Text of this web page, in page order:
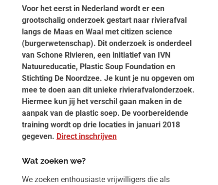
Voor het eerst in Nederland wordt er een
grootschalig onderzoek gestart naar rivierafval
langs de Maas en Waal met citizen science
(burgerwetenschap). Dit onderzoek is onderdeel
van Schone Rivieren, een initiatief van IVN
Natuureducatie, Plastic Soup Foundation en
Stichting De Noordzee. Je kunt je nu opgeven om
mee te doen aan dit unieke rivierafvalonderzoek.
Hiermee kun jij het verschil gaan maken in de
aanpak van de plastic soep. De voorbereidende
training wordt op drie locaties in januari 2018
gegeven. Direct inschrijven
Wat zoeken we?
We zoeken enthousiaste vrijwilligers die als